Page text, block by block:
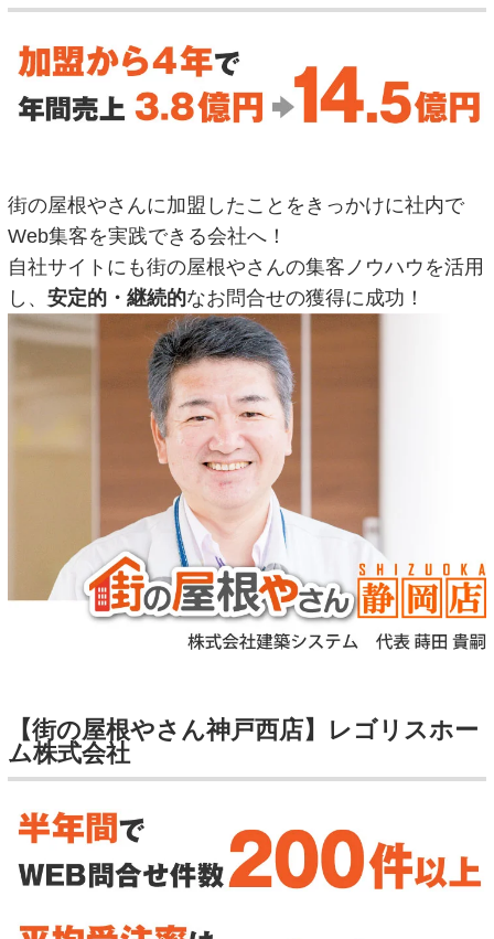
街の屋根やさんに加盟したことをきっかけに社内で
Web集客を実践できる会社へ！
自社サイトにも街の屋根やさんの集客ノウハウを活用
し、安定的・継続的なお問合せの獲得に成功！
【街の屋根やさん神戸西店】レゴリスホー
ム株式会社